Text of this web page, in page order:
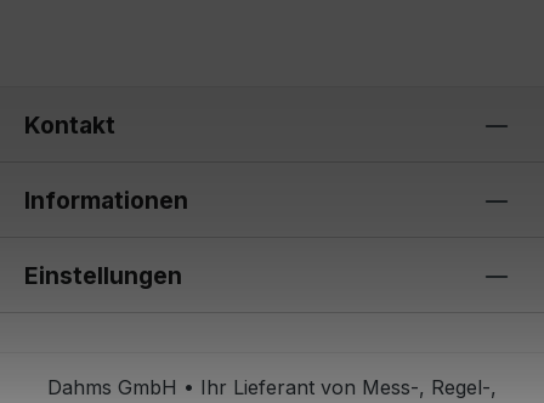
Kontakt
Informationen
Einstellungen
Dahms GmbH • Ihr Lieferant von Mess-, Regel-,